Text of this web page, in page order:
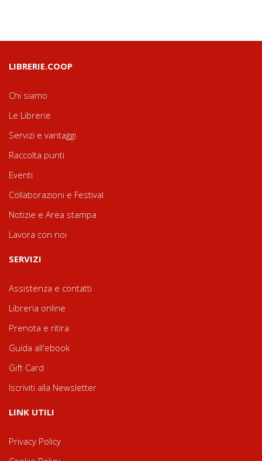
LIBRERIE.COOP
Chi siamo
Le Librerie
Servizi e vantaggi
Raccolta punti
Eventi
Collaborazioni e Festival
Notizie e Area stampa
Lavora con noi
SERVIZI
Assistenza e contatti
Libreria online
Prenota e ritira
Guida all'ebook
Gift Card
Iscriviti alla Newsletter
LINK UTILI
Privacy Policy